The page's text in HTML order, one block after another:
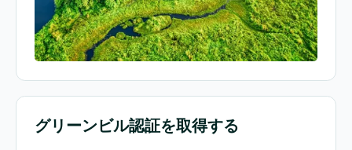
グリーンビル認証を取得する